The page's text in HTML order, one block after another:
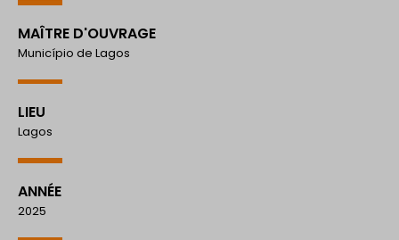
MAÎTRE D'OUVRAGE
Município de Lagos
LIEU
Lagos
ANNÉE
2025